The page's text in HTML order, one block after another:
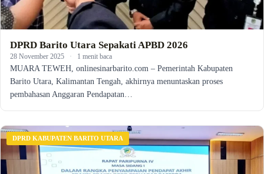
DPRD Barito Utara Sepakati APBD 2026
28 November 2025 · 1 menit baca
MUARA TEWEH, onlinesinarbarito.com – Pemerintah Kabupaten
Barito Utara, Kalimantan Tengah, akhirnya menuntaskan proses
pembahasan Anggaran Pendapatan…
DPRD KABUPATEN BARITO UTARA